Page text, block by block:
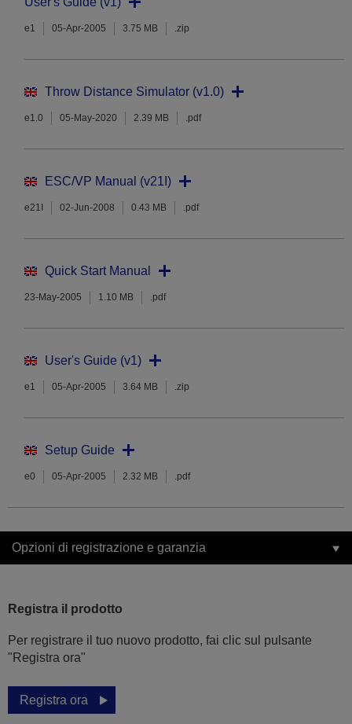
e1 05-Apr-2005 3.75 MB .zip
Throw Distance Simulator (v1.0)
e1.0 05-May-2020 2.39 MB .pdf
ESC/VP Manual (v21I)
e21I 02-Jun-2008 0.43 MB .pdf
Quick Start Manual
23-May-2005 1.10 MB .pdf
User's Guide (v1)
e1 05-Apr-2005 3.64 MB .zip
Setup Guide
e0 05-Apr-2005 2.32 MB .pdf
Opzioni di registrazione e garanzia
Registra il prodotto
Per registrare il tuo nuovo prodotto, fai clic sul pulsante
"Registra ora"
Registra ora